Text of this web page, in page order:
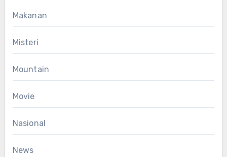
Makanan
Misteri
Mountain
Movie
Nasional
News